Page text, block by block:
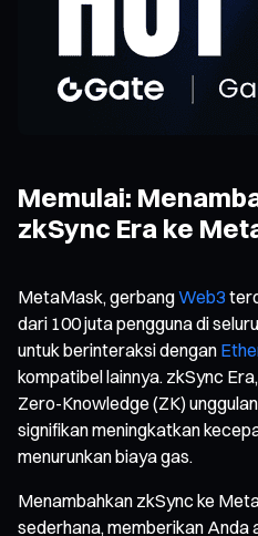
Memulai:
zkSync Era ke
MetaMask, gerbangWeb3
dari 100 juta pengguna di
untuk berinteraksi dengan
kompatibel lainnya. zkSync
Zero-Knowledge (ZK)
signifikan meningkatkan
menurunkan biaya gas.
Menambahkan zkSync ke
sederhana, memberikan Anda